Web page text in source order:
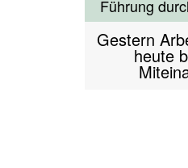
Fussball
Von
den